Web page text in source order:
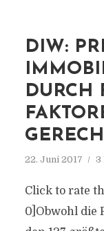
DIW:
DURCH
22. Juni 2017 3
Click to rate
0]Obwohl die